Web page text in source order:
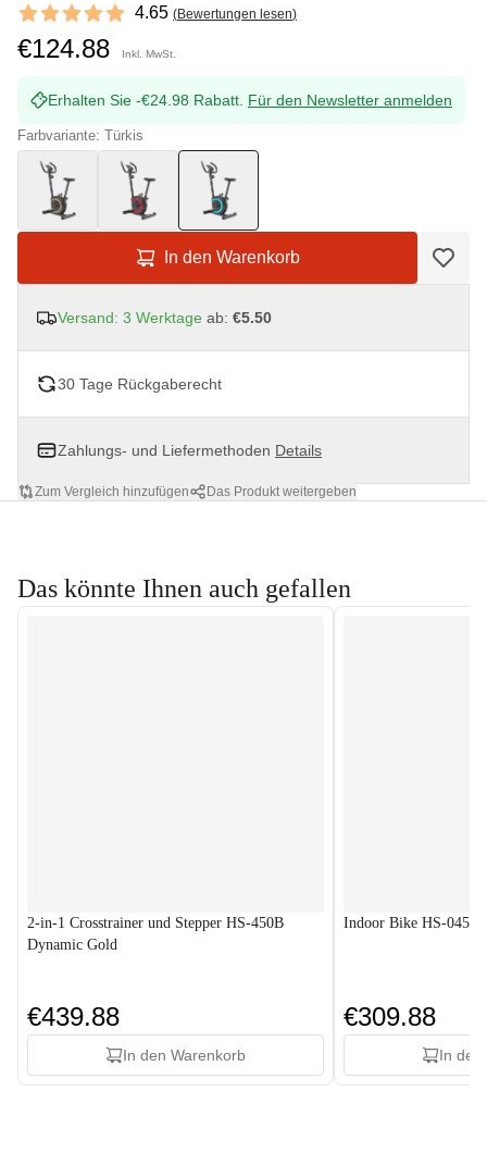
Reviews
4.65 out of 5 stars 4.65 (Bewertungen lesen)
€124.88 Inkl. MwSt.
Erhalten Sie -€24.98 Rabatt. Für den Newsletter anmelden
Farbvariante: Türkis
In den Warenkorb
Versand: 3 Werktage ab: €5.50
30 Tage Rückgaberecht
Zahlungs- und Liefermethoden Details
Zum Vergleich hinzufügen Das Produkt weitergeben
Das könnte Ihnen auch gefallen
2-in-1 Crosstrainer und Stepper HS-450B
Dynamic Gold
€439.88
In den Warenkorb
Indoor Bike HS-
€309.88
In den